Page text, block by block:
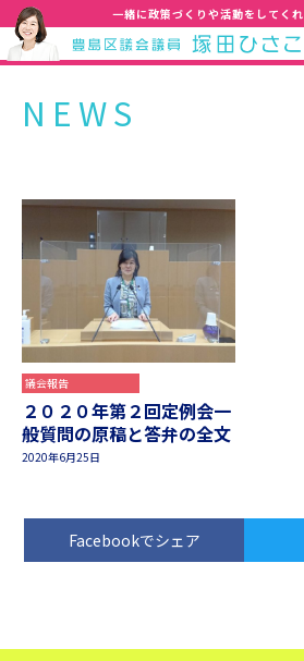
一緒に政策づくりや活動をしてく
NEWS
議会報告
２０２０年第２回定例会一
般質問の原稿と答弁の全文
2020年6月25日
Facebookでシェア